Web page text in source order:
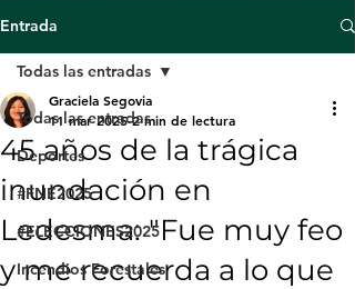
Entrada
Todas las entradas
Deportes
#FNE2025
#ELECCIONES2025
Incendios Forestales
Todas las entradas
45 años de la trágica
inundación en
Ledesma: "Fue muy feo
y me recuerda a lo que
Graciela Segovia
11 mar 2025 2 min de lectura